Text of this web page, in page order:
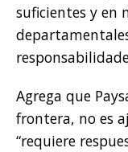
suficientes y en
Agrega que
frontera, no es
“requiere